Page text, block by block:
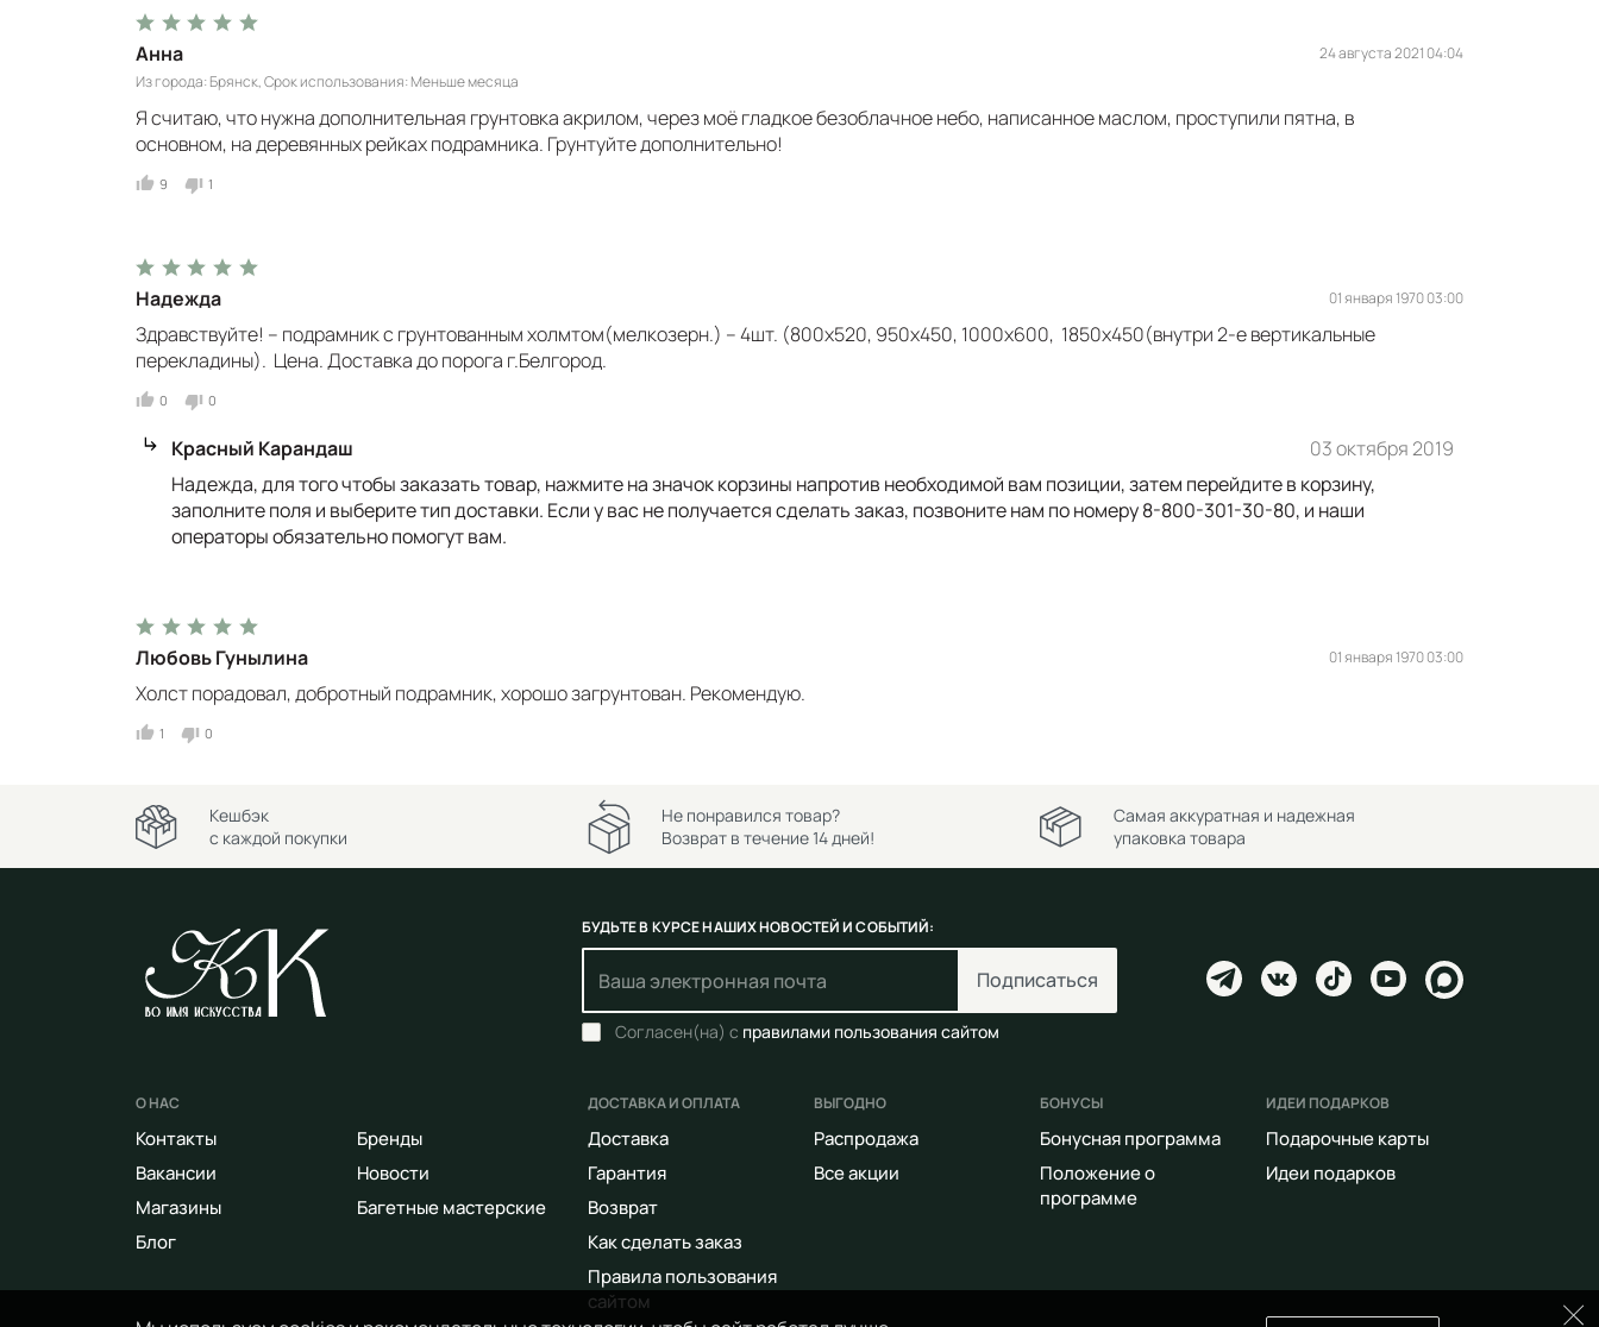
Анна
Из города Брянск Срок использования Меньше месяца
24 августа 2021 04:04
Я считаю, что нужна дополнительная грунтовка акрилом, через моё гладкое безоблачное небо, написанное маслом, проступили пятна, в
основном, на деревянных рейках подрамника. Грунтуйте дополнительно!
9 1
Надежда 01 января 1970 03:00
Здравствуйте! -- подрамник с грунтованным холмтом(мелкозерн.) -- 4шт. (800х520, 950х450, 1000х600, 1850х450(внутри 2-е вертикальные
перекладины). Цена. Доставка до порога г.Белгород.
0 0
Красный Карандаш
03 октября 2019
Надежда, для того чтобы заказать товар, нажмите на значок корзины напротив необходимой вам позиции, затем перейдите в корзину,
заполните поля и выберите тип доставки. Если у вас не получается сделать заказ, позвоните нам по номеру 8-800-301-30-80, и наши
операторы обязательно помогут вам.
Любовь Гунылина 01 января 1970 03:00
Холст порадовал, добротный подрамник, хорошо загрунтован. Рекомендую.
1 0
Кешбэк
с каждой покупки
Не понравился товар?
Возврат в течение 14 дней!
Самая аккуратная и надежная
упаковка товара
БУДЬТЕ В КУРСЕ НАШИХ НОВОСТЕЙ И СОБЫТИЙ:
Подписаться
Согласен(на) с правилами пользования сайтом
О НАС
Контакты
Вакансии
Магазины
Блог
Бренды
Новости
Багетные мастерские
ДОСТАВКА И ОПЛАТА
Доставка
Гарантия
Возврат
Как сделать заказ
Правила пользования
сайтом
ВЫГОДНО
Распродажа
Все акции
БОНУСЫ
Бонусная программа
Положение о
программе
ИДЕИ ПОДАРКОВ
Подарочные карты
Идеи подарков